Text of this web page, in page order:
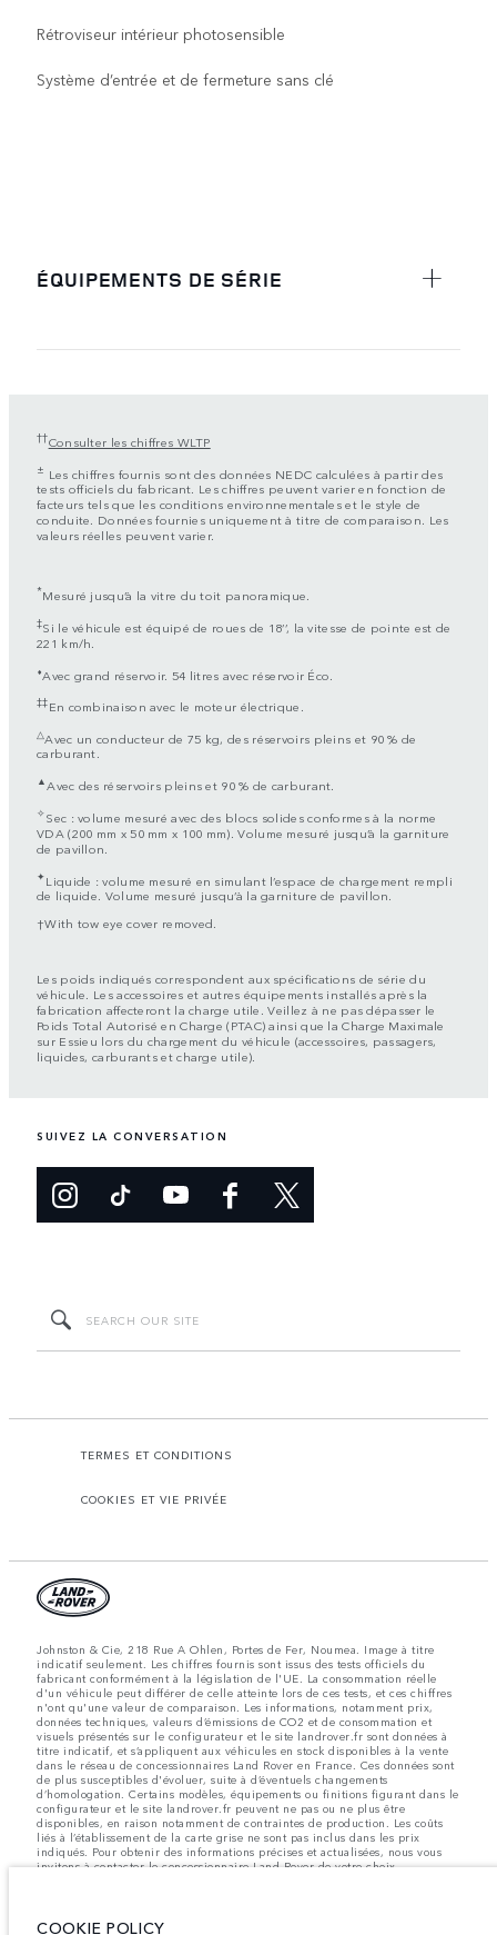
Rétroviseur intérieur photosensible
Système d’entrée et de fermeture sans clé
ÉQUIPEMENTS DE SÉRIE
††Consulter les chiffres WLTP
± Les chiffres fournis sont des données NEDC calculées à partir des
tests officiels du fabricant. Les chiffres peuvent varier en fonction de
facteurs tels que les conditions environnementales et le style de
conduite. Données fournies uniquement à titre de comparaison. Les
valeurs réelles peuvent varier.
*Mesuré jusqu’à la vitre du toit panoramique.
‡Si le véhicule est équipé de roues de 18’’, la vitesse de pointe est de
221 km/h.
⬧Avec grand réservoir. 54 litres avec réservoir Éco.
‡‡En combinaison avec le moteur électrique.
△Avec un conducteur de 75 kg, des réservoirs pleins et 90 % de
carburant.
▲Avec des réservoirs pleins et 90 % de carburant.
✧Sec : volume mesuré avec des blocs solides conformes à la norme
VDA (200 mm x 50 mm x 100 mm). Volume mesuré jusqu’à la garniture
de pavillon.
✦Liquide : volume mesuré en simulant l’espace de chargement rempli
de liquide. Volume mesuré jusqu’à la garniture de pavillon.
†With tow eye cover removed.
Les poids indiqués correspondent aux spécifications de série du
véhicule. Les accessoires et autres équipements installés après la
fabrication affecteront la charge utile. Veillez à ne pas dépasser le
Poids Total Autorisé en Charge (PTAC) ainsi que la Charge Maximale
sur Essieu lors du chargement du véhicule (accessoires, passagers,
liquides, carburants et charge utile).
SUIVEZ LA CONVERSATION
TERMES ET CONDITIONS
COOKIES ET VIE PRIVÉE
Johnston & Cie, 218 Rue A Ohlen, Portes de Fer, Noumea. Image à titre
indicatif seulement. Les chiffres fournis sont issus des tests officiels du
fabricant conformément à la législation de l'UE. La consommation réelle
d'un véhicule peut différer de celle atteinte lors de ces tests, et ces chiffres
n'ont qu'une valeur de comparaison. Les informations, notamment prix,
données techniques, valeurs d’émissions de CO2 et de consommation et
visuels présentés sur le configurateur et le site landrover.fr sont données à
titre indicatif, et s’appliquent aux véhicules en stock disponibles à la vente
dans le réseau de concessionnaires Land Rover en France. Ces données sont
de plus susceptibles d'évoluer, suite à d’éventuels changements
d’homologation. Certains modèles, équipements ou finitions figurant dans le
configurateur et le site landrover.fr peuvent ne pas ou ne plus être
disponibles, en raison notamment de contraintes de production. Les coûts
liés à l’établissement de la carte grise ne sont pas inclus dans les prix
indiqués. Pour obtenir des informations précises et actualisées, nous vous
invitons à contacter le concessionnaire Land Rover de votre choix.
construction des véhicules, la disponibilité des options et les délais de
COOKIE POLICY